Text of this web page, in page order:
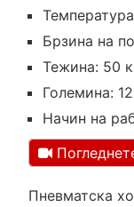
Брзина на
Тежина: 50
Големина:
Начин на
Пневматска